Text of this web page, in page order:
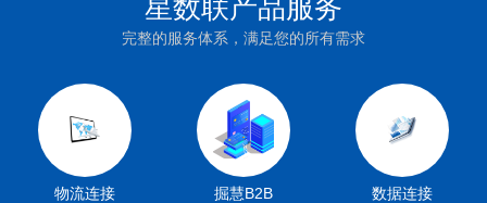
有客户数已超十万家企业。 地理位置 公司总部地处湖
南省会长沙岳麓区麓云路100号兴工国际产业园，距离长沙市
花国际机场34公里，周边多为工业园、互联网公司，交通相当
之便利，创业环境相当之良好。
星数联产品服务
完整的服务体系，满足您的所有需求
物流连接 掘慧B2B 数据连接